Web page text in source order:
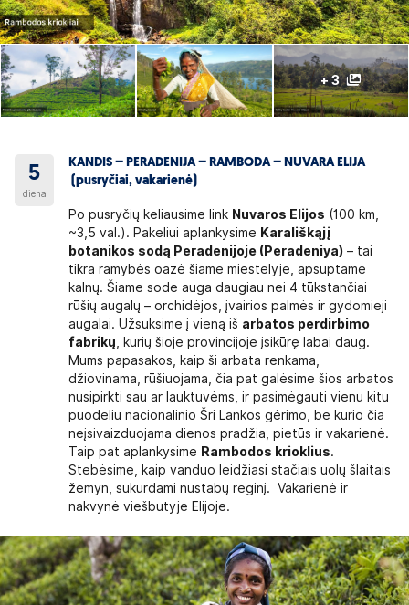
+ 3
5
diena
KANDIS – PERADENIJA – RAMBODA – NUVARA ELIJA
(pusryčiai, vakarienė)
Po pusryčių keliausime link Nuvaros Elijos (100 km,
~3,5 val.). Pakeliui aplankysime Karališkąjį
botanikos sodą Peradenijoje (Peradeniya) – tai
tikra ramybės oazė šiame miestelyje, apsuptame
kalnų. Šiame sode auga daugiau nei 4 tūkstančiai
rūšių augalų – orchidėjos, įvairios palmės ir gydomieji
augalai. Užsuksime į vieną iš arbatos perdirbimo
fabrikų , kurių šioje provincijoje įsikūrę labai daug.
Mums papasakos, kaip ši arbata renkama,
džiovinama, rūšiuojama, čia pat galėsime šios arbatos
nusipirkti sau ar lauktuvėms, ir pasimėgauti vienu kitu
puodeliu nacionalinio Šri Lankos gėrimo, be kurio čia
neįsivaizduojama dienos pradžia, pietūs ir vakarienė.
Taip pat aplankysime Rambodos krioklius.
Stebėsime, kaip vanduo leidžiasi stačiais uolų šlaitais
žemyn, sukurdami nustabų reginį. Vakarienė ir
nakvynė viešbutyje Elijoje.